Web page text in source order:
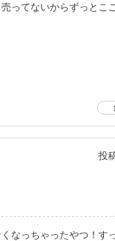
寄り添い、 しっかりと
ってないからずっとこ
投
なっちゃったやつ！す